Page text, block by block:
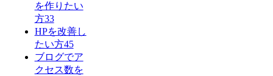
を作りたい
方33
HPを改善し
たい方45
ブログでア
クセス数を